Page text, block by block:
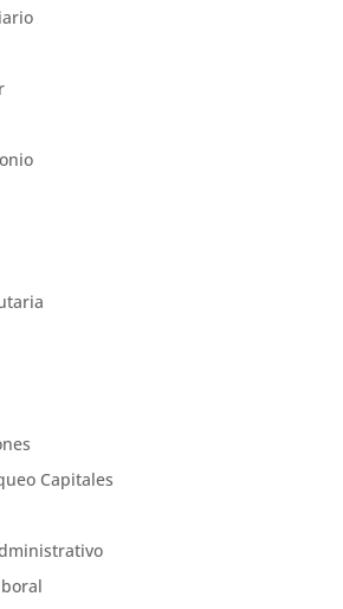
Capitales